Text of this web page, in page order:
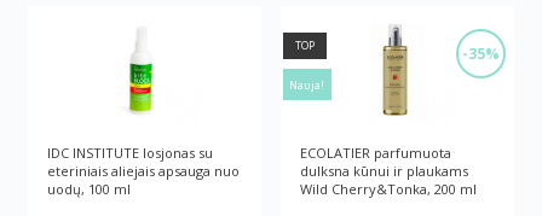
IDC INSTITUTE losjonas su
eteriniais aliejais apsauga nuo
uodų, 100 ml
-35%
TOP
Nauja!
ECOLATIER parfumuota
dulksna kūnui ir plaukams
Wild Cherry&Tonka, 200 ml